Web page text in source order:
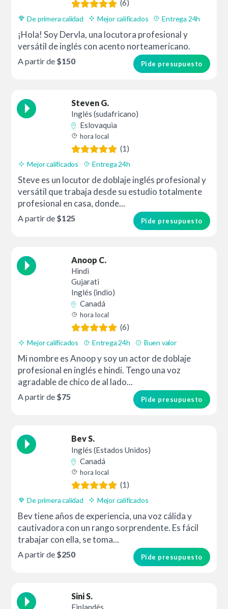
(6)
De primera calidad Mejor calificados Entrega 24h
¡Hola! Soy Dervla, una locutora profesional y
versátil de inglés con acento norteamericano.
Pide presupuesto
A partir de $150
Steven G.
Inglés (sudafricano)
Eslovaquia
hora local
(1)
Mejor calificados Entrega 24h
Steve es un locutor de doblaje inglés profesional y
versátil que trabaja desde su estudio totalmente
profesional en casa, donde...
Pide presupuesto
A partir de $125
Anoop C.
Hindi
Gujarati
Inglés (indio)
Canadá
hora local
(6)
Mejor calificados Entrega 24h Buen valor
Mi nombre es Anoop y soy un actor de doblaje
profesional en inglés e hindi. Tengo una voz
agradable de chico de al lado...
Pide presupuesto
A partir de $75
Bev S.
Inglés (Estados Unidos)
Canadá
hora local
(1)
De primera calidad Mejor calificados
Bev tiene años de experiencia, una voz cálida y
cautivadora con un rango sorprendente. Es fácil
trabajar con ella, se toma...
Pide presupuesto
A partir de $250
Sini S.
Finlandés